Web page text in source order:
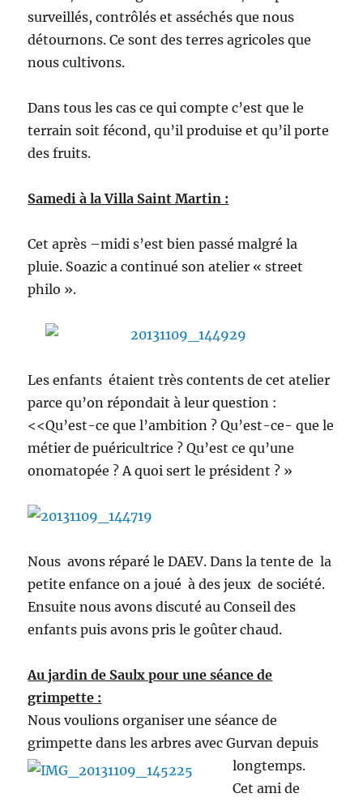
surveillés, contrôlés et asséchés que nous
détournons. Ce sont des terres agricoles que
nous cultivons.
Dans tous les cas ce qui compte c’est que le
terrain soit fécond, qu’il produise et qu’il porte
des fruits.
Samedi à la Villa Saint Martin :
Cet après –midi s’est bien passé malgré la
pluie. Soazic a continué son atelier « street
philo ».
Les enfants étaient très contents de cet atelier
parce qu’on répondait à leur question :
<<Qu’est-ce que l’ambition ? Qu’est-ce- que le
métier de puéricultrice ? Qu’est ce qu’une
onomatopée ? A quoi sert le président ? »
Nous avons réparé le DAEV. Dans la tente de la
petite enfance on a joué à des jeux de société.
Ensuite nous avons discuté au Conseil des
enfants puis avons pris le goûter chaud.
Au jardin de Saulx pour une séance de
grimpette :
Nous voulions organiser une séance de
grimpette dans les arbres avec Gurvan depuis
longtemps.
Cet ami de